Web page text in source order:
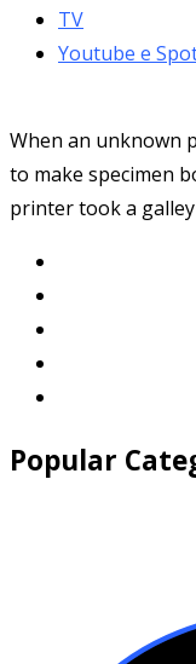
TV
Youtube e
When an unknown
to make specimen
printer took a
Popular